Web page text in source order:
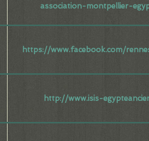
association-montpellier-
https://www.facebook.com/
http://www.isis-